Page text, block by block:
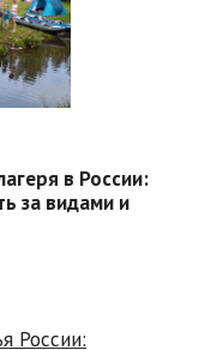
в России:
за видами и